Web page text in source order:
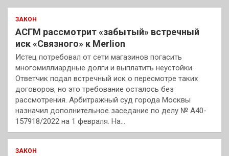
ЗАКОН
АСГМ рассмотрит «забытый» встречный
иск «Связного» к Merlion
Истец потребовал от сети магазинов погасить
многомиллиардные долги и выплатить неустойки.
Ответчик подал встречный иск о пересмотре таких
договоров, но это требование осталось без
рассмотрения. Арбитражный суд города Москвы
назначил дополнительное заседание по делу № А40-
157918/2022 на 1 февраля. На…
ЗАКОН